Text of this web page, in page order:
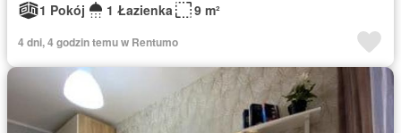
1 Pokój
1 Łazienka 9 m²
4 dni, 4 godzin temu w Rentumo